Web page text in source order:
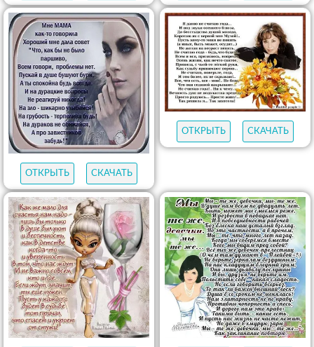
ОТКРЫТЬ СКАЧАТЬ
ОТКРЫТЬ СКАЧАТЬ